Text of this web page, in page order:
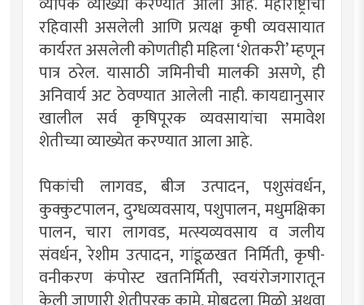
रहिवासी असलेली आणि प्रत्यक्ष कृषी व्यवसायात
कार्यरत असलेली कोणतीही महिला ‘शेतकरी’ म्हणून
पात्र ठरेल. यासाठी जमिनीची मालकी असणे, ही
अनिवार्य अट ठेवण्यात आलेली नाही. कायद्यानुसार
खालील सर्व कृषिपूरक व्यवसायांचा समावेश
शेतीच्या व्याख्येत करण्यात आला आहे.
पिकांची लागवड, बीज उत्पादन, पशुसंवर्धन,
कुक्कुटपालन, दुग्धव्यवसाय, पशुपालन, मधुमक्षिका
पालन, चारा लागवड, मत्स्यव्यवसाय व जलीय
संवर्धन, रेशीम उत्पादन, गांडूळखत निर्मिती, कृषी-
वनीकरण कंपोस्ट खतनिर्मिती, स्वयंरोजगारातून